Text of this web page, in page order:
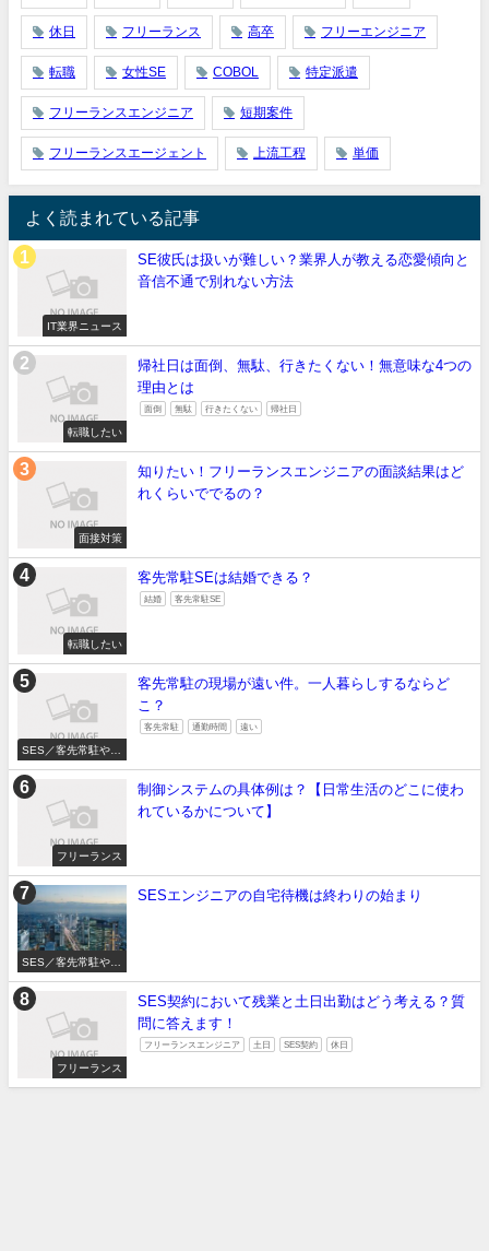
休日 フリーランス 高卒 フリーエンジニア
転職 女性SE COBOL 特定派遣
フリーランスエンジニア 短期案件
フリーランスエージェント 上流工程 単価
よく読まれている記事
IT業界ニュース
SE彼氏は扱いが難しい？業界人が教える恋愛傾向と
音信不通で別れない方法
転職したい
帰社日は面倒、無駄、行きたくない！無意味な4つの
理由とは
面倒 無駄 行きたくない 帰社日
面接対策
知りたい！フリーランスエンジニアの面談結果はど
れくらいででるの？
転職したい
客先常駐SEは結婚できる？
結婚 客先常駐SE
SES／客先常駐やめ
たい
客先常駐の現場が遠い件。一人暮らしするならど
こ？
客先常駐 通勤時間 遠い
フリーランス
制御システムの具体例は？【日常生活のどこに使わ
れているかについて】
SES／客先常駐やめ
たい
SESエンジニアの自宅待機は終わりの始まり
フリーランス
SES契約において残業と土日出勤はどう考える？質
問に答えます！
フリーランスエンジニア 土日 SES契約 休日